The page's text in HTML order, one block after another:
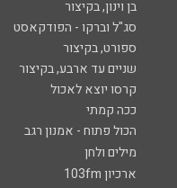
בן וינון, בקיצור
סג"ל וברקו - הפודקאסט
ספורט, בקיצור
שניים עד ארבע, בקיצור
קרסו יוצא לאכול
ככה קמתי
הכול פתוח - אמנון רגב
מילים ולחן
ארכיון 103fm